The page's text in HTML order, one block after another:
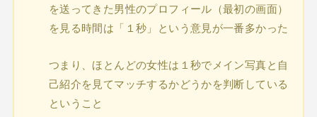
を送ってきた男性のプロフィール（最初の画面）
を見る時間は「１秒」という意見が一番多かった
つまり、ほとんどの女性は１秒でメイン写真と自
己紹介を見てマッチするかどうかを判断している
ということ